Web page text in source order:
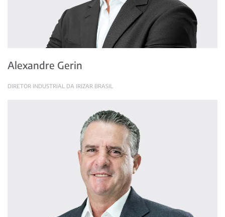
Alexandre Gerin
DIRETOR INDUSTRIAL DA IRIZAR BRASIL